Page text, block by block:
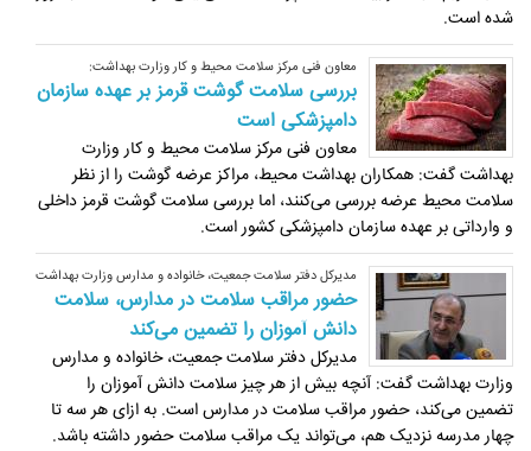
شده است.
معاون فنی مرکز سلامت محیط و کار وزارت بهداشت:
بررسی سلامت گوشت قرمز بر عهده سازمان
دامپزشکی است
معاون فنی مرکز سلامت محیط و کار وزارت
بهداشت گفت: همکاران بهداشت محیط، مراکز عرضه گوشت را از نظر
سلامت محیط عرضه بررسی می‌کنند، اما بررسی سلامت گوشت قرمز داخلی
و وارداتی بر عهده سازمان دامپزشکی کشور است.
مدیرکل دفتر سلامت جمعیت، خانواده و مدارس وزارت بهداشت
حضور مراقب سلامت در مدارس، سلامت
دانش آموزان را تضمین می‌کند
مدیرکل دفتر سلامت جمعیت، خانواده و مدارس
وزارت بهداشت گفت: آنچه بیش از هر چیز سلامت دانش آموزان را
‏تضمین می‌کند، حضور مراقب سلامت در مدارس است. به ازای هر سه تا
چهار مدرسه نزدیک هم، می‌تواند یک مراقب سلامت حضور داشته باشد.